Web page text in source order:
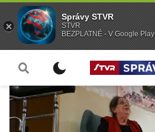
Správy STVR
STVR
BEZPLATNÉ - V Google Play